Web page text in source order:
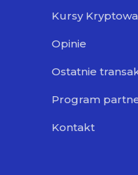
Kursy
Opinie
Ostatnie
Program
Kontakt